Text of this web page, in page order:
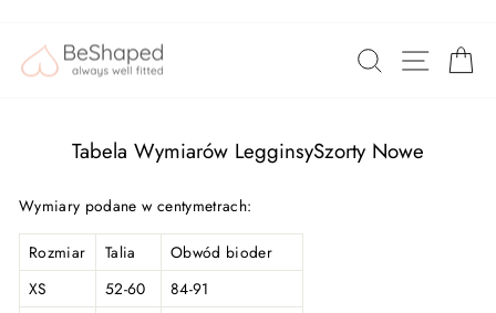
treści
SZUKAJ
Tabela Wymiarów LegginsySzorty Nowe
Wymiary podane w centymetrach:
Rozmiar Talia
Obwód bioder
XS
52-60
84-91